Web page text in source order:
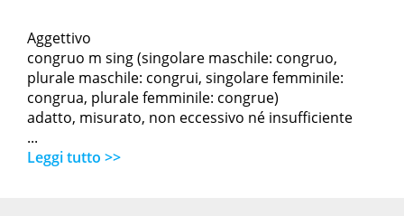
Aggettivo
congruo m sing (singolare maschile: congruo,
plurale maschile: congrui, singolare femminile:
congrua, plurale femminile: congrue)
adatto, misurato, non eccessivo né insufficiente
...
Leggi tutto >>